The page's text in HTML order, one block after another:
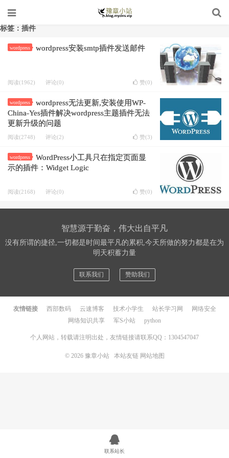
标签：插件
wordpress wordpress安装smtp插件发送邮件
阅读(1962) 评论(0) 赞(0)
wordpress
wordpress无法更新,安装使用WP-
China-Yes插件解决wordpress主题插件无法
更新升级的问题
阅读(2748) 评论(2) 赞(3)
wordpress
WordPress小工具只在指定页面显
示的插件：Widget Logic
阅读(2168) 评论(0) 赞(0)
智慧源于勤奋，伟大出自平凡
没有所谓的捷径,一切都是时间最平凡的累积,今天所做的努力都是在为
明天积蓄力量
联系我们 赞助我们
友情链接 西部数码 云速博客 技术小学生 站长学习网
网络安全
网络知识共享
军S小站 python
个人网站，转载请注明出处，友情链接请联系QQ：1304547047
© 2026 豫章小站 本站友链 网站地图
联系站长